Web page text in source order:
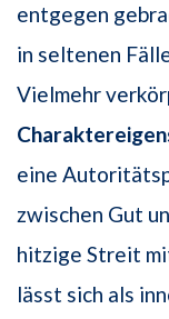
entgegen
in seltenen
Vielmehr
eine
zwischen Gut
hitzige Streit
lässt sich als